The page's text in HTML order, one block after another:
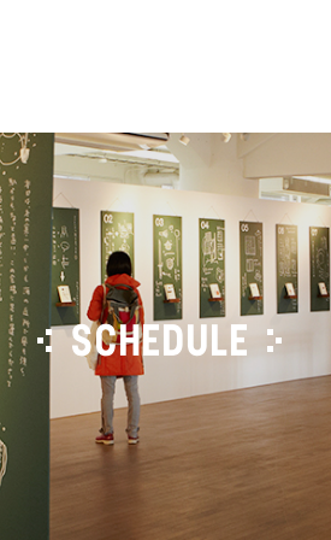
SCHEDULE